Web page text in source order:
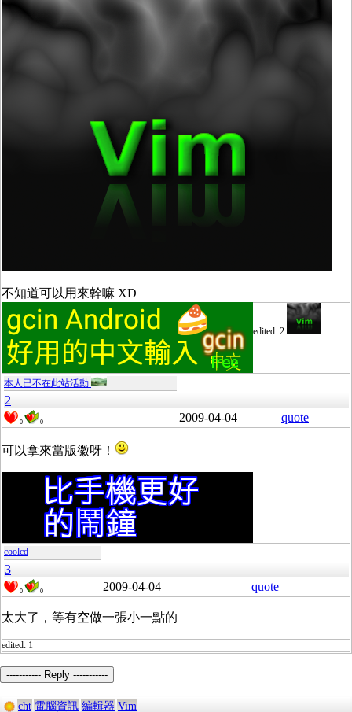
不知道可以用來幹嘛 XD
edited: 2
本人已不在此站活動
2
0 0 2009-04-04 quote
可以拿來當版徽呀！
coolcd
3
0 0 2009-04-04 quote
太大了，等有空做一張小一點的
edited: 1
----------- Reply -----------
cht 電腦資訊 編輯器 Vim